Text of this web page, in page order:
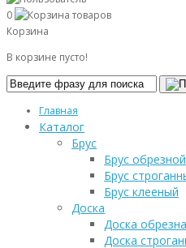
0
Корзина
В корзине пусто!
Главная
Каталог
Брус
Брус обрезной
Брус
Брус клееный
Доска
Доска
Доска